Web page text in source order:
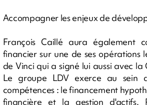
Accompagner les enjeux de
François Caillé aura également
financier sur une de ses opérations
de Vinci qui a signé lui aussi avec la
Le groupe LDV exerce au sein
compétences : le financement
financière et la gestion d'actifs.